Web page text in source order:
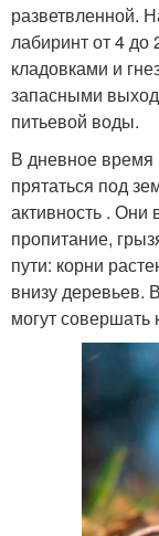
разветвленной.
лабиринт от 4 до
кладовками и
запасными
питьевой воды.
В дневное
прятаться под
активность . Они
пропитание,
пути: корни
внизу деревьев.
могут